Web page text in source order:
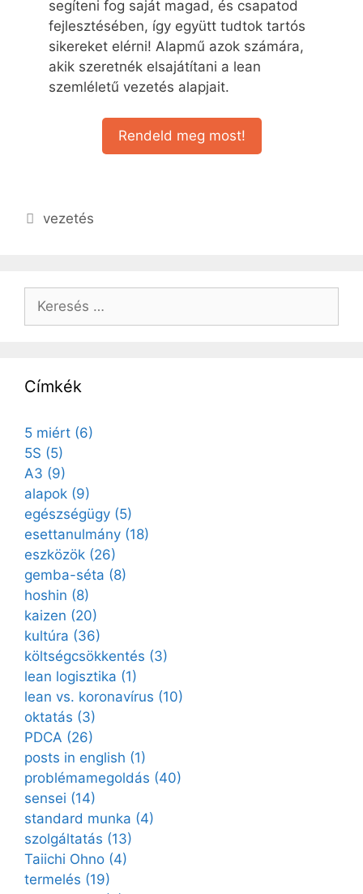
segíteni fog saját magad, és csapatod
fejlesztésében, így együtt tudtok tartós
sikereket elérni! Alapmű azok számára,
akik szeretnék elsajátítani a lean
szemléletű vezetés alapjait.
Rendeld meg most!
vezetés
Címkék
5 miért (6)
5S (5)
A3 (9)
alapok (9)
egészségügy (5)
esettanulmány (18)
eszközök (26)
gemba-séta (8)
hoshin (8)
kaizen (20)
kultúra (36)
költségcsökkentés (3)
lean logisztika (1)
lean vs. koronavírus (10)
oktatás (3)
PDCA (26)
posts in english (1)
problémamegoldás (40)
sensei (14)
standard munka (4)
szolgáltatás (13)
Taiichi Ohno (4)
termelés (19)